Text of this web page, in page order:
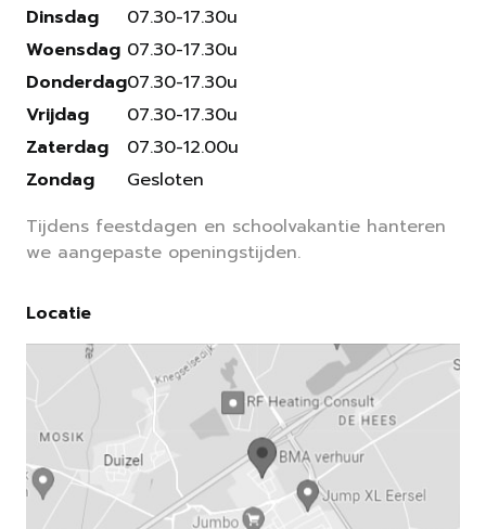
Dinsdag
Woensdag
Donderdag
Vrijdag
Zaterdag
Zondag
07.30-17.30u
07.30-17.30u
07.30-17.30u
07.30-17.30u
07.30-12.00u
Gesloten
Tijdens feestdagen en schoolvakantie hanteren
we aangepaste openingstijden.
Locatie